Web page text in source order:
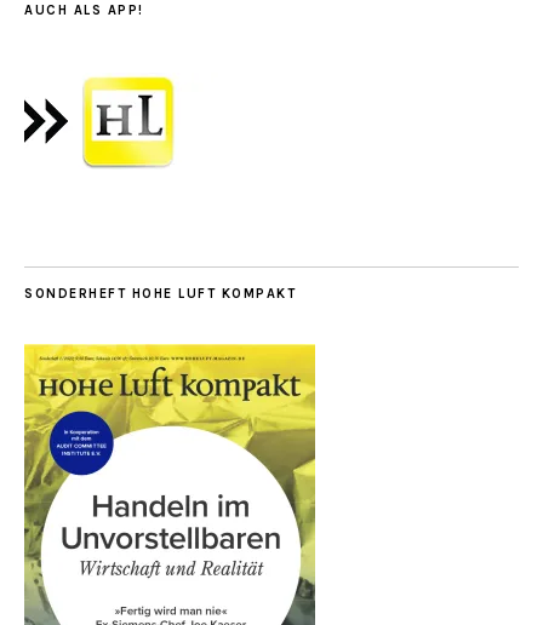
AUCH ALS APP!
SONDERHEFT HOHE LUFT KOMPAKT